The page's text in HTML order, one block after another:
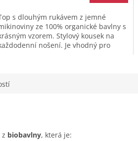
s dlouhým rukávem z jemné
ze 100% organické bavlny s
vzorem. Stylový kousek na
nošení. Je vhodný pro
biobavlny, která je: